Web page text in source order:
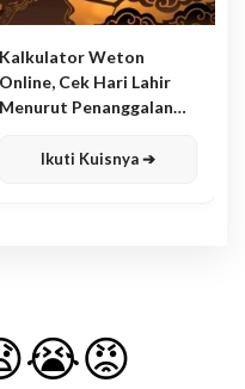
Kalkulator Weton
Online, Cek Hari Lahir
Menurut Penanggalan
Ikuti Kuisnya ➔
😭😡